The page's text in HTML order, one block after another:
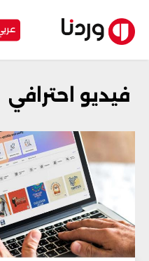
عربي
فيديو احترافي